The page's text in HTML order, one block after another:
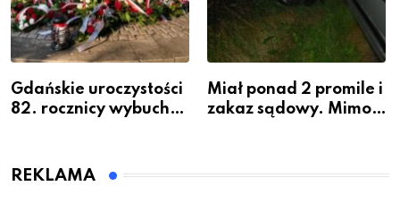
Gdańskie uroczystości
82. rocznicy wybuchu
Miał ponad 2 promile i
zakaz sądowy. Mimo
REKLAMA